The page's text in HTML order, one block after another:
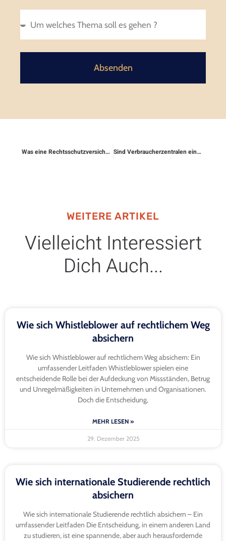
Absenden
Was eine Rechtsschutzversicherung ist Sind Verbraucherzentralen eine Alternative zur Rechtsschutzversicherung?
WEITERE ARTIKEL
Vielleicht Interessiert
Dich Auch...
Wie sich Whistleblower auf rechtlichem Weg
absichern
Wie sich Whistleblower auf rechtlichem Weg absichern: Ein
umfassender Leitfaden Whistleblower spielen eine
entscheidende Rolle bei der Aufdeckung von Missständen, Betrug
und Unregelmäßigkeiten in Unternehmen und Organisationen.
Doch die Entscheidung,
MEHR LESEN »
29. Dezember 2025
Wie sich internationale Studierende rechtlich
absichern
Wie sich internationale Studierende rechtlich absichern – Ein
umfassender Leitfaden Die Entscheidung, in einem anderen Land
zu studieren, ist eine spannende, aber auch herausfordernde